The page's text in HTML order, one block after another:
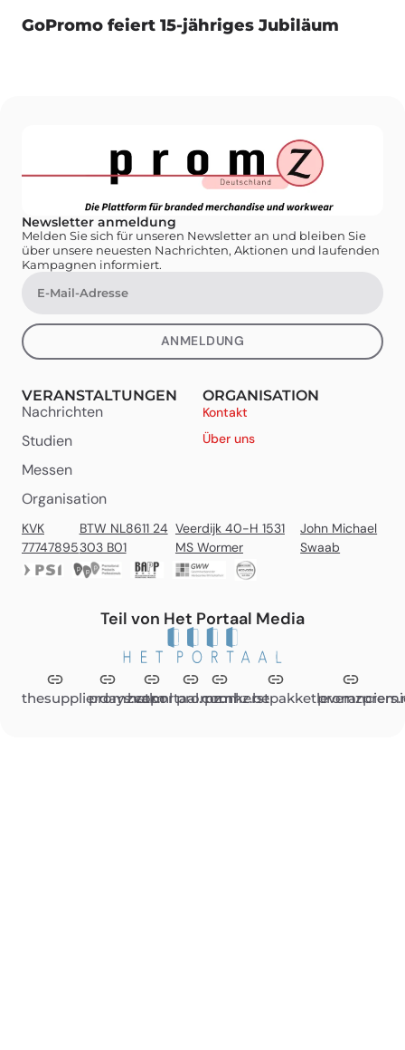
GoPromo feiert 15-jähriges Jubiläum
Newsletter anmeldung
Melden Sie sich für unseren Newsletter an und bleiben Sie
über unsere neuesten Nachrichten, Aktionen und laufenden
Kampagnen informiert.
ANMELDUNG
VERANSTALTUNGEN
Nachrichten
Studien
Messen
Organisation
ORGANISATION
Kontakt
Über uns
KVK
77747895
BTW NL8611 24
303 B01
Veerdijk 40-H 1531
MS Wormer
John Michael
Swaab
Teil von Het Portaal Media
thesupplierdays.com
promzvak.nl
hetportaal.com
promz.nl
promz.be